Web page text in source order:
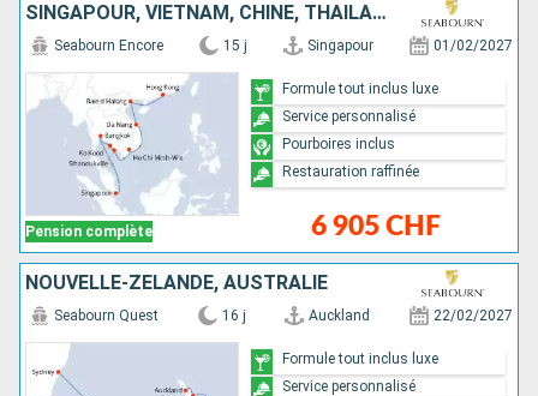
SINGAPOUR, VIETNAM, CHINE, THAÏLANDE, CAMBODGE
Pension complète
Seabourn Encore 15 j Singapour 01/02/2027
6 905 CHF
Formule tout inclus luxe
Service personnalisé
Pourboires inclus
Restauration raffinée
NOUVELLE-ZÉLANDE, AUSTRALIE
Seabourn Quest 16 j Auckland 22/02/2027
Formule tout inclus luxe
Service personnalisé